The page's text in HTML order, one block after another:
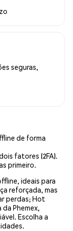
seguras,
de forma
fatores (2FA).
primeiro.
ideais para
reforçada, mas
perdas; Hot
Phemex,
Escolha a